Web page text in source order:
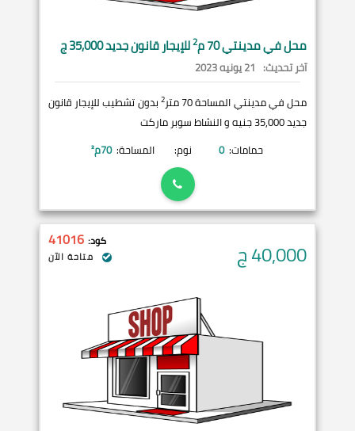
محل فيمدينتي70 م 2للإيجار قانون جديد 35,000 ج
آخر تحديث: 21 يونيه 2023
محل في مدينتي المساحة 70 متر
2 بدون تشطيب للإيجار قانون
جديد 35,000 جنيه و النشاط سوبر ماركت
حمامات: 0 نوم: المساحة: 70م²
40,000ج كود: 41016
متاحة الآن